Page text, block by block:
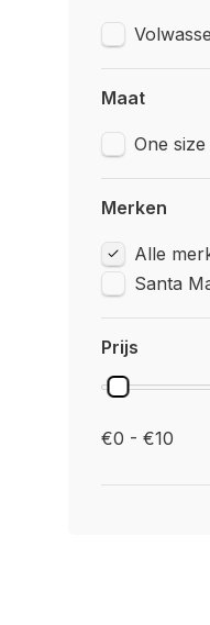
Maat
One size
Merken
Alle
Santa
Prijs
€0 - €10